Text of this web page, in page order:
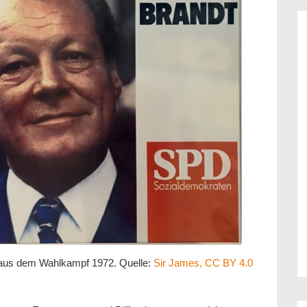
dem Wahlkampf 1972. Quelle: Sir James, CC BY 4.0